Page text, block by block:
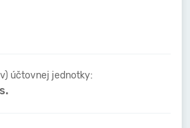
účtovnej jednotky: